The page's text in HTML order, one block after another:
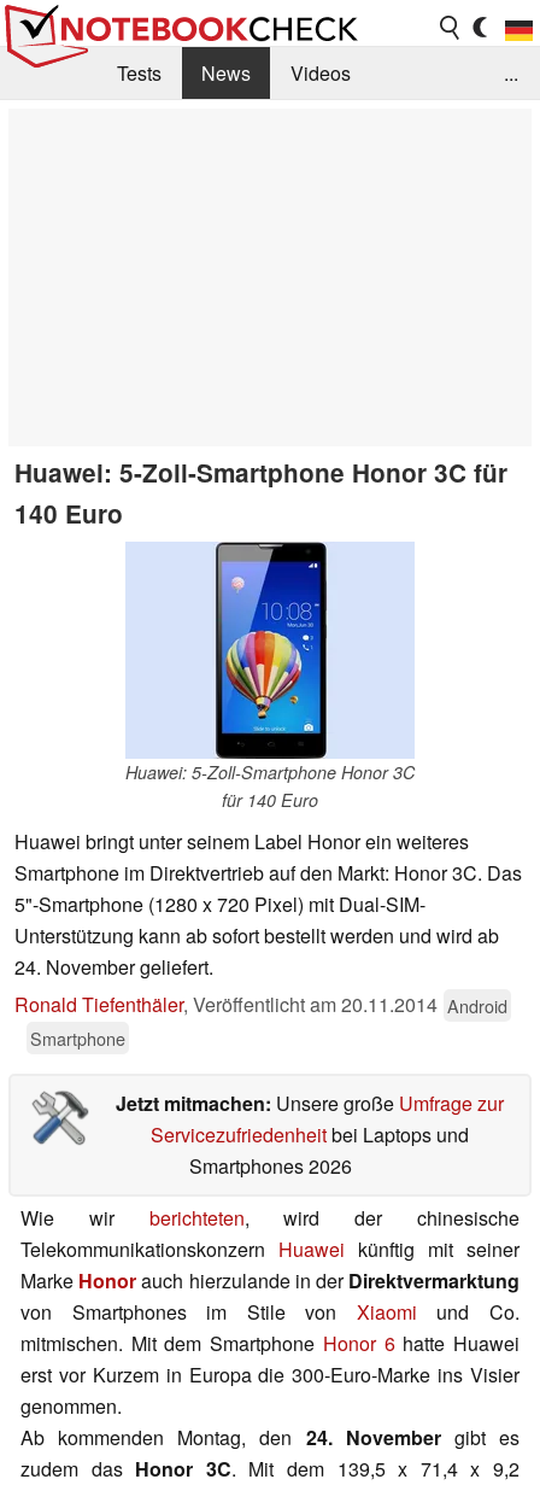
Tests News
Videos
...
Huawei: 5-Zoll-Smartphone Honor 3C für
140 Euro
Huawei: 5-Zoll-Smartphone Honor 3C
für 140 Euro
Huawei bringt unter seinem Label Honor ein weiteres
Smartphone im Direktvertrieb auf den Markt: Honor 3C. Das
5"-Smartphone (1280 x 720 Pixel) mit Dual-SIM-
Unterstützung kann ab sofort bestellt werden und wird ab
24. November geliefert.
Ronald Tiefenthäler, Veröffentlicht am20.11.2014 Android
Smartphone
Jetzt mitmachen: Unsere große Umfrage zur
Servicezufriedenheitbei Laptops und
Smartphones 2026
Wie wir berichteten, wird der chinesische
Telekommunikationskonzern Huawei künftig mit seiner
Marke Honorauch hierzulande in derDirektvermarktung
von Smartphones im Stile von Xiaomi und Co.
mitmischen. Mit dem Smartphone Honor 6hatte Huawei
erst vor Kurzem in Europa die 300-Euro-Marke ins Visier
genommen.
Ab kommenden Montag, den 24. Novembergibt es
zudem das Honor 3C. Mit dem 139,5 x 71,4 x 9,2